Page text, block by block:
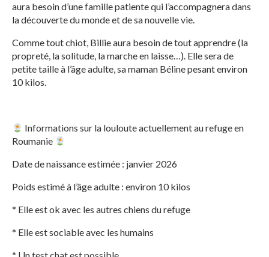
aura besoin d’une famille patiente qui l’accompagnera dans
la découverte du monde et de sa nouvelle vie.
Comme tout chiot, Billie aura besoin de tout apprendre (la
propreté, la solitude, la marche en laisse…). Elle sera de
petite taille à l’âge adulte, sa maman Béline pesant environ
10 kilos.
Informations sur la louloute actuellement au refuge en
Roumanie
Date de naissance estimée : janvier 2026
Poids estimé à l’âge adulte : environ 10 kilos
* Elle est ok avec les autres chiens du refuge
* Elle est sociable avec les humains